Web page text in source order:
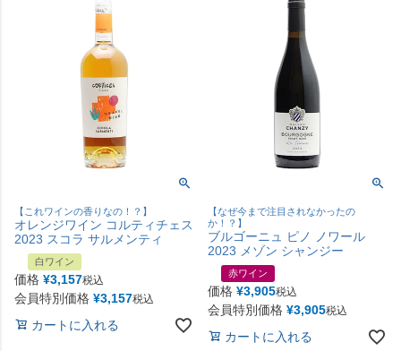
【これワインの香りなの！？】
オレンジワイン コルティチェス
2023 スコラ サルメンティ
白ワイン
価格 ¥3,157税込
会員特別価格 ¥3,157税込
カートに入れる
【なぜ今まで注目されなかったの
か！？】
ブルゴーニュ ピノ ノワール
2023 メゾン シャンジー
赤ワイン
価格 ¥3,905税込
会員特別価格 ¥3,905税込
カートに入れる